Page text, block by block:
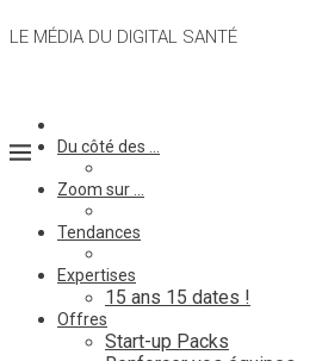
LE MÉDIA DU DIGITAL SANTÉ
Du côté des …
Zoom sur …
Tendances
Expertises
15 ans 15 dates !
Offres
Start-up Packs